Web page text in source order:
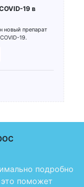
19 в
новый препарат
19.
подробно
поможет